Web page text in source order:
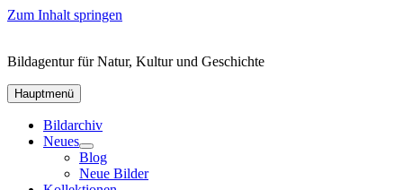
Zum Inhalt springen
Bildagentur für Natur, Kultur und Geschichte
Hauptmenü
Bildarchiv
Neues
Blog
Neue Bilder